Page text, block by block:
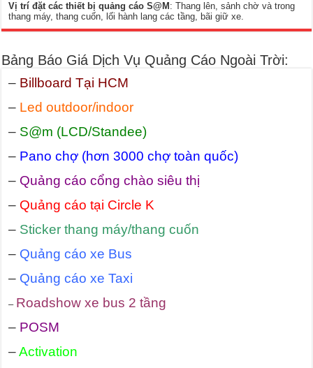
Vị trí đặt các thiết bị quảng cáo S@M : Thang lên, sảnh chờ và trong
thang máy, thang cuốn, lối hành lang các tầng, bãi giữ xe.
Bảng Báo Giá Dịch Vụ Quảng Cáo Ngoài Trời:
– Billboard Tại HCM
– Led outdoor/indoor
– S@m (LCD/Standee)
– Pano chợ (hơn 3000 chợ toàn quốc)
– Quảng cáo cổng chào siêu thị
– Quảng cáo tại Circle K
– Sticker thang máy/thang cuốn
– Quảng cáo xe Bus
– Quảng cáo xe Taxi
– Roadshow xe bus 2 tầng
– POSM
–Activation